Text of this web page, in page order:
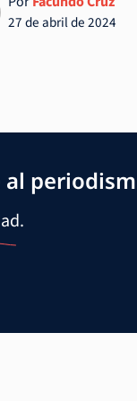
27 de abril de 2024